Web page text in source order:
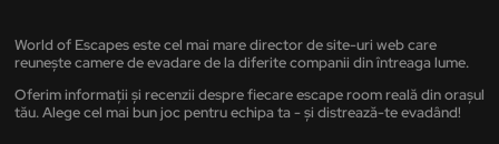
World of Escapes este cel mai mare director de site-uri web care
reunește camere de evadare de la diferite companii din întreaga lume.
Oferim informații și recenzii despre fiecare escape room reală din orașul
tău. Alege cel mai bun joc pentru echipa ta - și distrează-te evadând!